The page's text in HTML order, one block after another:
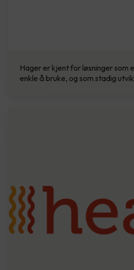
Hager er kjent for løsninger som
enkle å bruke, og som stadig